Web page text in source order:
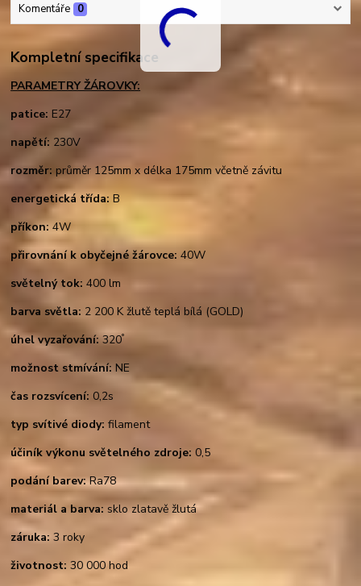
Komentáře 0
Kompletní specifikace
PARAMETRY ŽÁROVKY:
patice: E27
napětí: 230V
rozměr: průměr 125mm x délka 175mm včetně závitu
energetická třída: B
příkon: 4W
přirovnání k obyčejné žárovce: 40W
světelný tok: 400 lm
barva světla: 2 200 K žlutě teplá bílá (GOLD)
úhel vyzařování:320°
možnost stmívání: NE
čas rozsvícení: 0,2s
typ svítivé diody: filament
účiník výkonu světelného zdroje: 0,5
podání barev:Ra78
materiál a barva: sklo zlatavě žlutá
záruka: 3 roky
životnost: 30 000 hod